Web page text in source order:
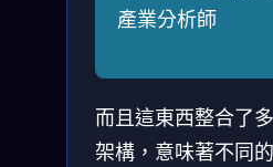
產業分析師
而且這東西整合了
架構，意味著不同